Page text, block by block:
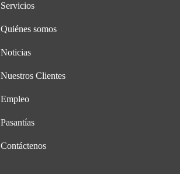
Servicios
Quiénes somos
Noticias
Nuestros Clientes
Empleo
Pasantías
Contáctenos